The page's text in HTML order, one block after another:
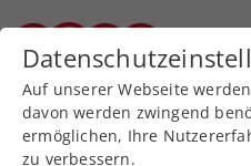
Zurück zur
Auf unserer Webseite
davon werden zwingend
ermöglichen, Ihre
zu verbessern.